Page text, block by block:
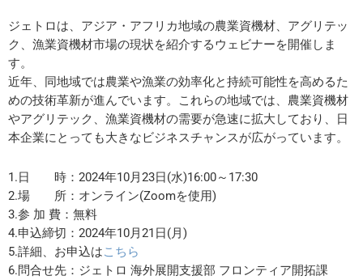
ジェトロは、アジア・アフリカ地域の農業資機材、アグリテッ
ク、漁業資機材市場の現状を紹介するウェビナーを開催しま
す。
近年、同地域では農業や漁業の効率化と持続可能性を高めるた
めの技術革新が進んでいます。これらの地域では、農業資機材
やアグリテック、漁業資機材の需要が急速に拡大しており、日
本企業にとっても大きなビジネスチャンスが広がっています。
1.日 時：2024年10月23日(水)16:00～17:30
2.場 所：オンライン(Zoomを使用)
3.参 加 費：無料
4.申込締切：2024年10月21日(月)
5.詳細、お申込はこちら
6.問合せ先：ジェトロ 海外展開支援部 フロンティア開拓課